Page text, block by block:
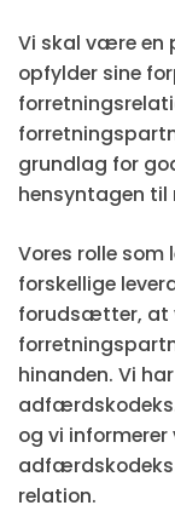
Vi skal være en
opfylder sine
grundlag for
hensyntagen til
Vores rolle som
forskellige
forudsætter, at
hinanden. Vi
og vi informerer
adfærdskodeks
relation.